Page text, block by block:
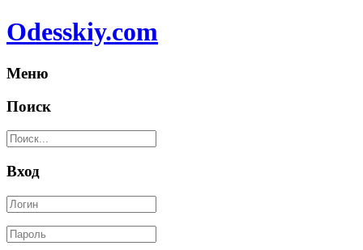
Odesskiy.com
Меню
Поиск
Вход